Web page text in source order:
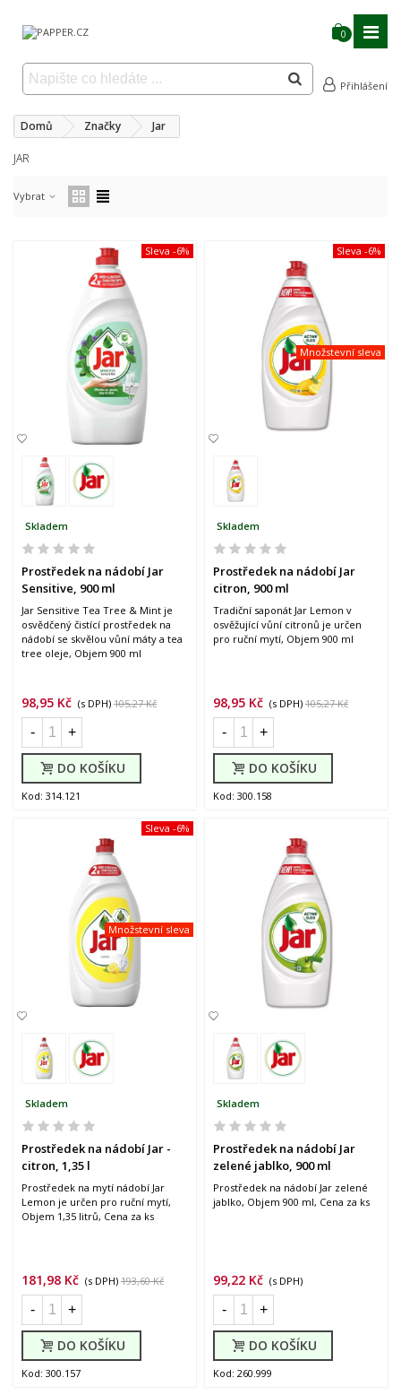
0
Přihlášení
Domů Značky Jar
JAR
Vybrat
Sleva -6%
Skladem
Prostředek na nádobí Jar
Sensitive, 900 ml
Jar Sensitive Tea Tree & Mint je
osvědčený čistící prostředek na
nádobí se skvělou vůní máty a tea
tree oleje, Objem 900 ml
98,95 Kč (s DPH) 105,27 Kč
- +
DO KOŠÍKU
Kod: 314.121
Množstevní sleva
Sleva -6%
Skladem
Prostředek na nádobí Jar
citron, 900 ml
Tradiční saponát Jar Lemon v
osvěžující vůní citronů je určen
pro ruční mytí, Objem 900 ml
98,95 Kč (s DPH) 105,27 Kč
- +
DO KOŠÍKU
Kod: 300.158
Množstevní sleva
Sleva -6%
Skladem
Prostředek na nádobí Jar -
citron, 1,35 l
Prostředek na mytí nádobí Jar
Lemon je určen pro ruční mytí,
Objem 1,35 litrů, Cena za ks
181,98 Kč (s DPH) 193,60 Kč
- +
DO KOŠÍKU
Kod: 300.157
Skladem
Prostředek na nádobí Jar
zelené jablko, 900 ml
Prostředek na nádobí Jar zelené
jablko, Objem 900 ml, Cena za ks
99,22 Kč (s DPH)
- +
DO KOŠÍKU
Kod: 260.999